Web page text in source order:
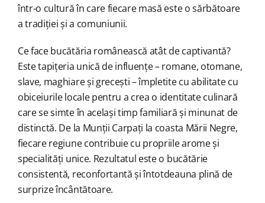
într-o cultură în care fiecare masă este o sărbătoare
a tradiției și a comuniunii.
Ce face bucătăria românească atât de captivantă?
Este tapițeria unică de influențe – romane, otomane,
slave, maghiare și grecești – împletite cu abilitate cu
obiceiurile locale pentru a crea o identitate culinară
care se simte în același timp familiară și minunat de
distinctă. De la Munții Carpați la coasta Mării Negre,
fiecare regiune contribuie cu propriile arome și
specialități unice. Rezultatul este o bucătărie
consistentă, reconfortantă și întotdeauna plină de
surprize încântătoare.